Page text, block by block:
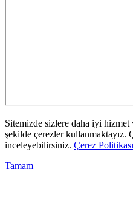
Sitemizde sizlere daha iyi
şekilde çerezler kullanmaktayız.
inceleyebilirsiniz. Çerez Politikası
Tamam